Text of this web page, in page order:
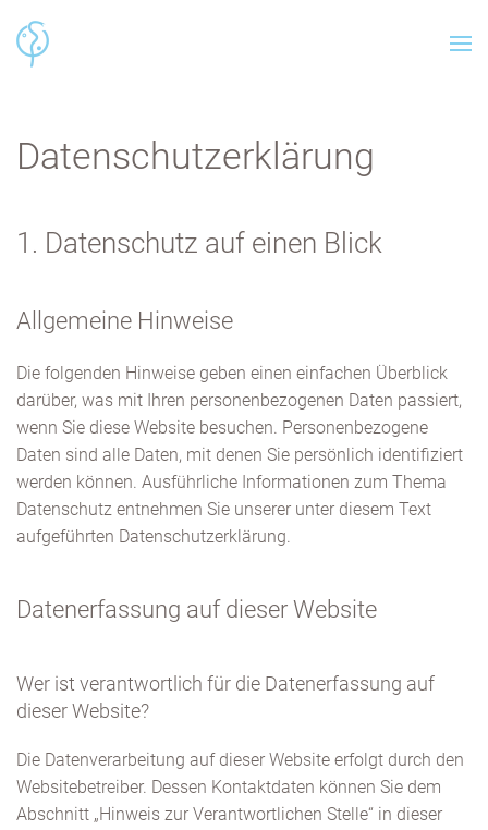
Datenschutz­erklärung
1. Datenschutz auf einen Blick
Allgemeine Hinweise
Die folgenden Hinweise geben einen einfachen Überblick
darüber, was mit Ihren personenbezogenen Daten passiert,
wenn Sie diese Website besuchen. Personenbezogene
Daten sind alle Daten, mit denen Sie persönlich identifiziert
werden können. Ausführliche Informationen zum Thema
Datenschutz entnehmen Sie unserer unter diesem Text
aufgeführten Datenschutzerklärung.
Datenerfassung auf dieser Website
Wer ist verantwortlich für die Datenerfassung auf
dieser Website?
Die Datenverarbeitung auf dieser Website erfolgt durch den
Websitebetreiber. Dessen Kontaktdaten können Sie dem
Abschnitt „Hinweis zur Verantwortlichen Stelle“ in dieser